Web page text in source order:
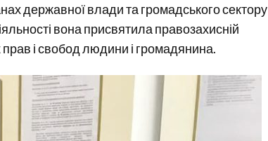
державної влади та громадського сектору
вона присвятила правозахисній
і свобод людини і громадянина.